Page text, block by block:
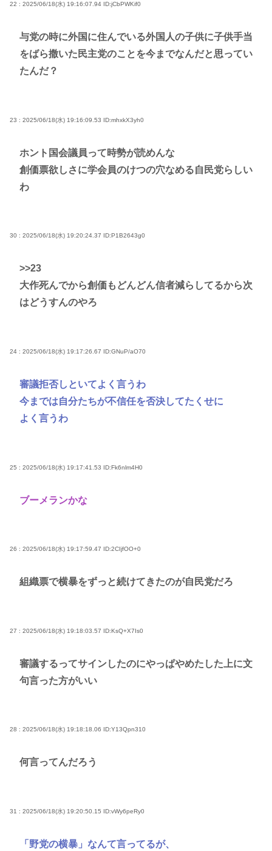
22 : 2025/06/18(水) 19:16:07.94 ID:jCbPWKif0
与党の時に外国に住んでいる外国人の子供に子供手当
をばら撒いた民主党のことを今までなんだと思ってい
たんだ？
23 : 2025/06/18(水) 19:16:09.53 ID:mhxkX3yh0
ホント国会議員って時勢が読めんな
創価票欲しさに学会員のけつの穴なめる自民党らしい
わ
30 : 2025/06/18(水) 19:20:24.37 ID:P1B2643g0
>>23
大作死んでから創価もどんどん信者減らしてるから次
はどうすんのやろ
24 : 2025/06/18(水) 19:17:26.67 ID:GNuP/aO70
審議拒否しといてよく言うわ
今までは自分たちが不信任を否決してたくせに
よく言うわ
25 : 2025/06/18(水) 19:17:41.53 ID:Fk6nlm4H0
ブーメランかな
26 : 2025/06/18(水) 19:17:59.47 ID:2CIjfOO+0
組織票で横暴をずっと続けてきたのが自民党だろ
27 : 2025/06/18(水) 19:18:03.57 ID:KsQ+X7Is0
審議するってサインしたのにやっぱやめたした上に文
句言った方がいい
28 : 2025/06/18(水) 19:18:18.06 ID:Y13Qpn310
何言ってんだろう
31 : 2025/06/18(水) 19:20:50.15 ID:vWy6peRy0
「野党の横暴」なんて言ってるが、